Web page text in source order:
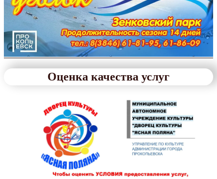
Оценка качества услуг